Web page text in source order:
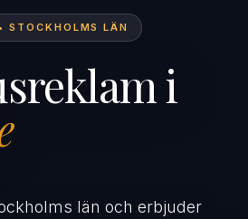
STOCKHOLMS LÄN
i
län och erbjuder